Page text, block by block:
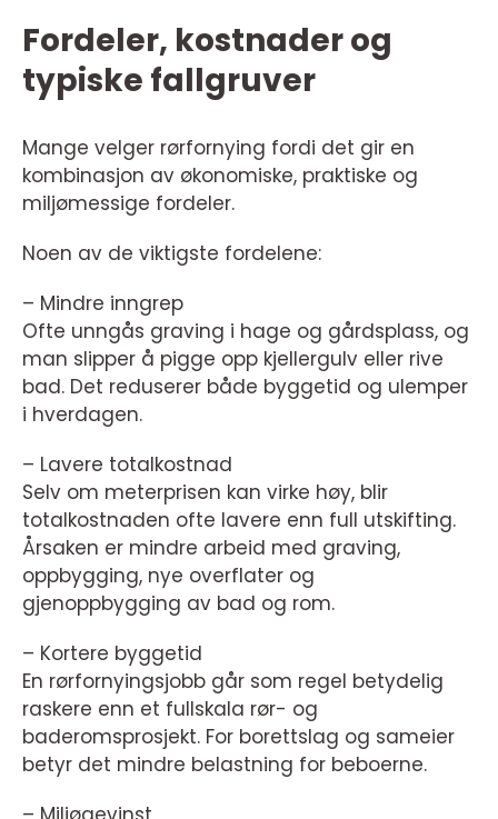
Fordeler, kostnader og
typiske fallgruver
Mange velger rørfornying fordi det gir en
kombinasjon av økonomiske, praktiske og
miljømessige fordeler.
Noen av de viktigste fordelene:
– Mindre inngrep
Ofte unngås graving i hage og gårdsplass, og
man slipper å pigge opp kjellergulv eller rive
bad. Det reduserer både byggetid og ulemper
i hverdagen.
– Lavere totalkostnad
Selv om meterprisen kan virke høy, blir
totalkostnaden ofte lavere enn full utskifting.
Årsaken er mindre arbeid med graving,
oppbygging, nye overflater og
gjenoppbygging av bad og rom.
– Kortere byggetid
En rørfornyingsjobb går som regel betydelig
raskere enn et fullskala rør- og
baderomsprosjekt. For borettslag og sameier
betyr det mindre belastning for beboerne.